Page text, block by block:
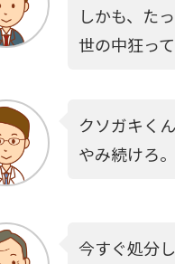
しかも、た
世の中狂って
クソガキく
やみ続けろ。
今すぐ処分